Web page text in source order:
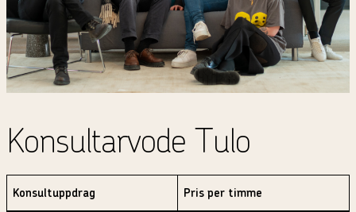
Konsultarvode Tulo
Konsultuppdrag Pris per timme